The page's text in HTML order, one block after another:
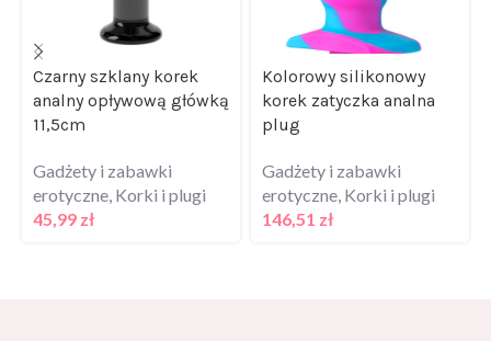
Czarny szklany korek
analny opływową główką
11,5cm
erotyczne ,Korki i plugi
45,99zł
Kolorowy silikonowy
korek zatyczka analna
plug
erotyczne ,Korki i plugi
146,51zł